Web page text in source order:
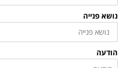
נושא פנייה
הודעה